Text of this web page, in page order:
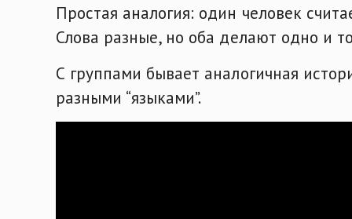
Простая аналогия: один человек
Слова разные, но оба делают одно и
С группами бывает аналогичная
разными “языками”.